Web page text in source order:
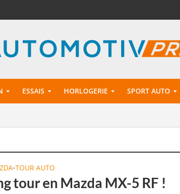
ESSAIS HORLOGERIE SPORT AUTO
•TOUR AUTO
tour en Mazda MX-5 RF !